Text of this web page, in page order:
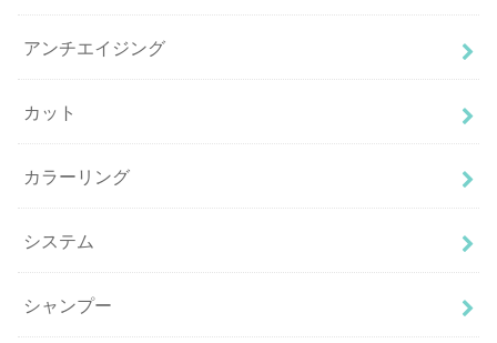
アンチエイジング
カット
カラーリング
システム
シャンプー